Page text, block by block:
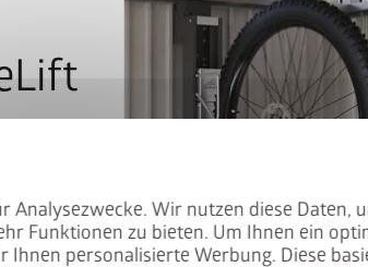
Analysezwecke. Wir nutzen diese Daten,
Funktionen zu bieten. Um Ihnen ein
Ihnen personalisierte Werbung. Diese
BikeLift